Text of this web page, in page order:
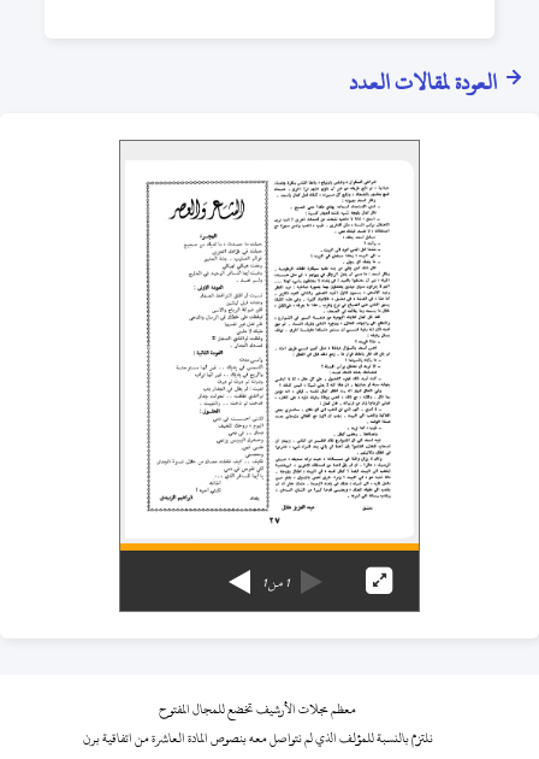
العودة لمقالات العدد
1من1
معظم مجلات الأرشيف تخضع للمجال المفتوح
نلتزم بالنسبة للمؤلف الذي لم نتواصل معه بنصوص المادة العاشرة من اتفاقية برن